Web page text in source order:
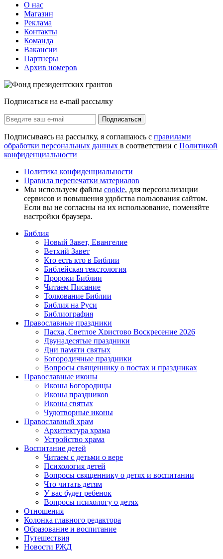
О нас
Магазин
Реклама
Контакты
Команда
Вакансии
Партнеры
Архив номеров
Подписаться на e-mail рассылку
Подписаться
Подписываясь на рассылку, я соглашаюсь с правилами
обработки персональных данных в соответствии с Политикой
конфиденциальности
Политика конфиденциальности
Правила перепечатки материалов
Мы используем файлы cookie, для персонализации
сервисов и повышения удобства пользования сайтом.
Если вы не согласны на их использование, поменяйте
настройки браузера.
Библия
Новый Завет, Евангелие
Ветхий Завет
Кто есть кто в Библии
Библейская текстология
Пророки Библии
Читаем Писание
Толкование Библии
Библия на Руси
Библиография
Православные праздники
Пасха, Светлое Христово Воскресение 2026
Двунадесятые праздники
Дни памяти святых
Богородичные праздники
Вопросы священнику о постах и праздниках
Православные иконы
Иконы Богородицы
Иконы праздников
Иконы святых
Чудотворные иконы
Православный храм
Архитектура храма
Устройство храма
Воспитание детей
Читаем с детьми о вере
Психология детей
Вопросы священнику о детях и воспитании
Что читать детям
У вас будет ребенок
Вопросы психологу о детях
Отношения
Колонка главного редактора
Образование и воспитание
Путешествия
Новости РЖД